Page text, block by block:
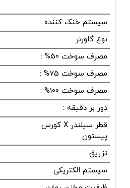
سیستم خنک کننده :
نوع گاورنر :
مصرف سوخت 50%
:
مصرف سوخت 75%
:
مصرف سوخت 100%
:
دور بر دقیقه :
قطر سیلندر X کورس
پیستون :
تزریق :
سیستم الکتریکی :